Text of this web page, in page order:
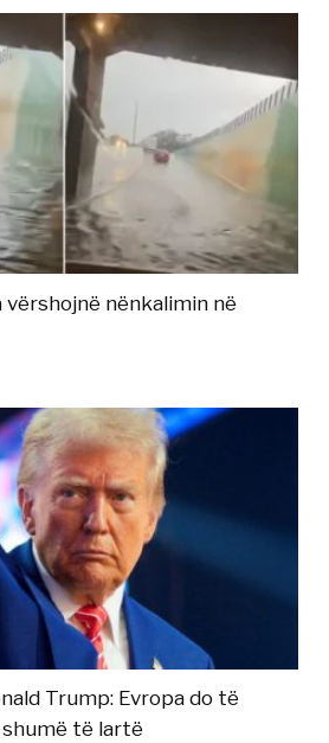
vërshojnë nënkalimin në
Trump: Evropa do të
të lartë